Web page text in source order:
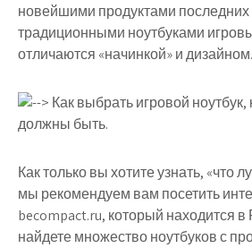
новейшими продуктами последних
традиционными ноутбуками
отличаются «начинкой» и дизайном.
Как только вы хотите узнать, «что
мы рекомендуем вам посетить
becompact.ru, который находится
найдете множество ноутбуков с